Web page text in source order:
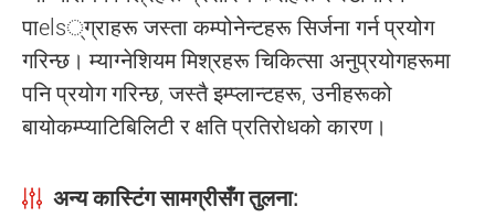
पाels्ग्राहरू जस्ता कम्पोनेन्टहरू सिर्जना गर्न प्रयोग
गरिन्छ। म्याग्नेशियम मिश्रहरू चिकित्सा अनुप्रयोगहरूमा
पनि प्रयोग गरिन्छ, जस्तै इम्प्लान्टहरू, उनीहरूको
बायोकम्प्याटिबिलिटी र क्षति प्रतिरोधको कारण।
अन्य कास्टिंग सामग्रीसँग तुलना: